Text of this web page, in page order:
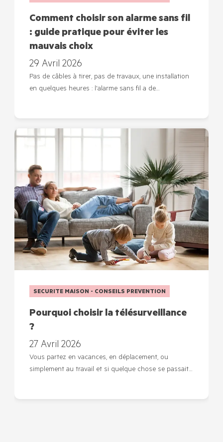
Comment choisir son alarme sans fil
: guide pratique pour éviter les
mauvais choix
29 Avril 2026
Pas de câbles à tirer, pas de travaux, une installation
en quelques heures : l'alarme sans fil a de…
SECURITE MAISON - CONSEILS PREVENTION
Pourquoi choisir la télésurveillance
?
27 Avril 2026
Vous partez en vacances, en déplacement, ou
simplement au travail et si quelque chose se passait…